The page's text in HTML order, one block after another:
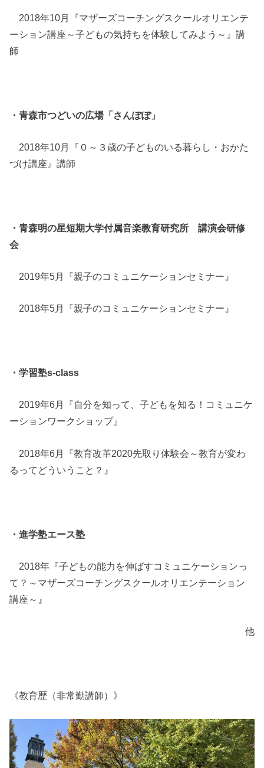
2018年10月『マザーズコーチングスクールオリエンテ
ーション講座～子どもの気持ちを体験してみよう～』講
師
・青森市つどいの広場「さんぽぽ」
2018年10月『０～３歳の子どものいる暮らし・おかた
づけ講座』講師
・青森明の星短期大学付属音楽教育研究所 講演会研修
会
2019年5月『親子のコミュニケーションセミナー』
2018年5月『親子のコミュニケーションセミナー』
・学習塾s-class
2019年6月『自分を知って、子どもを知る！コミュニケ
ーションワークショップ』
2018年6月『教育改革2020先取り体験会～教育が変わ
るってどういうこと？』
・進学塾エース塾
2018年『子どもの能力を伸ばすコミュニケーションっ
て？～マザーズコーチングスクールオリエンテーション
講座～』
他
《教育歴（非常勤講師）》